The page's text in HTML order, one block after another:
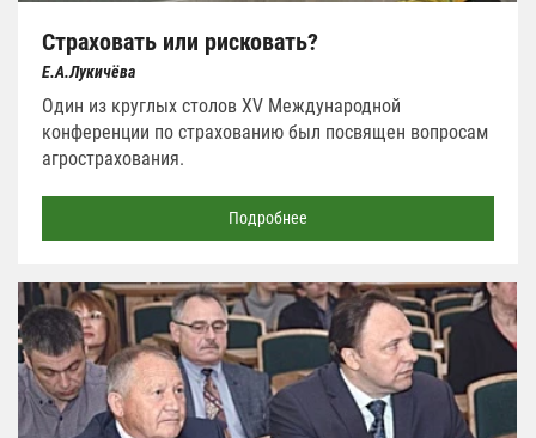
Страховать или рисковать?
Е.А.Лукичёва
Один из круглых столов XV Международной
конференции по страхованию был посвящен вопросам
агрострахования.
Подробнее